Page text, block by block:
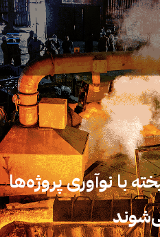
با نوآوری پروژه‌ها